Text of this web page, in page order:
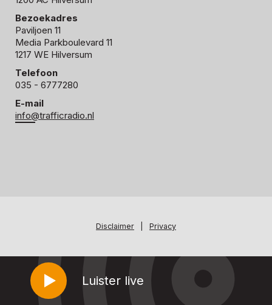
Luister live
Bezoekadres
Paviljoen 11
Media Parkboulevard 11
1217 WE Hilversum
Telefoon
035 - 6777280
E-mail
info@trafficradio.nl
Disclaimer Privacy